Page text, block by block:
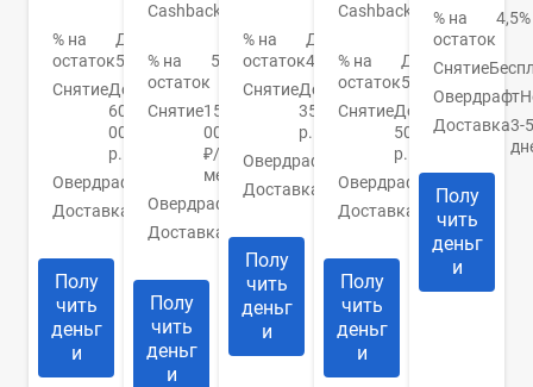
% на
остаток
До
5,5%
СнятиеДо
60
000
р.
Овердрафт
Доставка
банк
Полу
чить
деньг
и
Cashback
40%
% на
остаток
5.5%
Снятие150
000
₽/
мес
Овердрафт
Нет
Доставка
дня
Полу
чить
деньг
и
15%
% на
остаток
До
4,5%
СнятиеДо
350000
р.
Овердрафт
Доставка
Банк/
курьер
Полу
чить
деньг
и
Cashback
До
% на
остаток
До
5%
СнятиеДо
50000
р.
Овердрафт
Доставка
дней
Полу
чить
деньг
и
% на
остаток
4,5%
Снятие
Овердрафт
Доставка3-5
Полу
чить
деньг
и